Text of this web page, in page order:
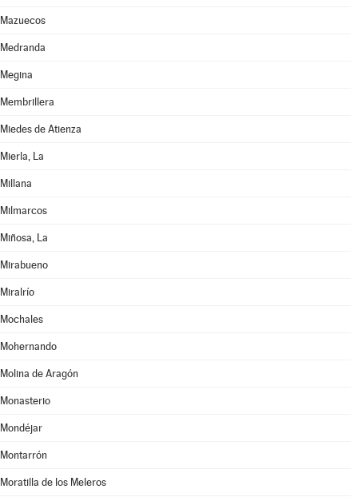
Mazuecos
Medranda
Megina
Membrillera
Miedes de Atienza
Mierla, La
Millana
Milmarcos
Miñosa, La
Mirabueno
Miralrío
Mochales
Mohernando
Molina de Aragón
Monasterio
Mondéjar
Montarrón
Moratilla de los Meleros